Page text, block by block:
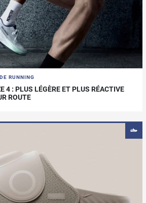
RUNNING
4 : PLUS LÉGÈRE ET PLUS RÉACTIVE
ROUTE